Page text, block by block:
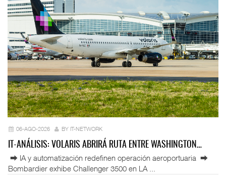
06-AGO-2026 BY IT-NETWORK
IT-ANÁLISIS: VOLARIS ABRIRÁ RUTA ENTRE WASHINGTON…
⮕ IA y automatización redefinen operación aeroportuaria ⮕
Bombardier exhibe Challenger 3500 en LA ...